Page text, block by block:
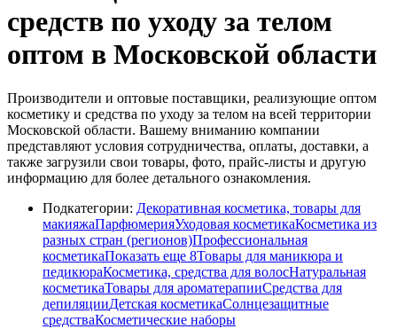
средств по уходу за телом
оптом в Московской области
Производители и оптовые поставщики, реализующие оптом
косметику и средства по уходу за телом на всей территории
Московской области. Вашему вниманию компании
представляют условия сотрудничества, оплаты, доставки, а
также загрузили свои товары, фото, прайс-листы и другую
информацию для более детального ознакомления.
Подкатегории: Декоративная косметика, товары для
макияжаПарфюмерияУходовая косметикаКосметика из
разных стран (регионов)Профессиональная
косметикаПоказать еще 8Товары для маникюра и
педикюраКосметика, средства для волосНатуральная
косметикаТовары для ароматерапииСредства для
депиляцииДетская косметикаСолнцезащитные
средстваКосметические наборы